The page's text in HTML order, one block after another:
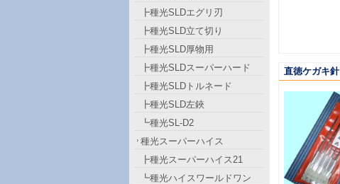
直徳ケガキ針
┣種光SLDエグリ刃
┣種光SLD立て切り
┣種光SLD厚物用
┣種光SLDスーパーハード
┣種光SLDトルネード
┣種光SLD左鋏
┗種光SL-D2
種光スーパーハイス
┣種光スーパーハイス21
┗種光ハイスワールドワン